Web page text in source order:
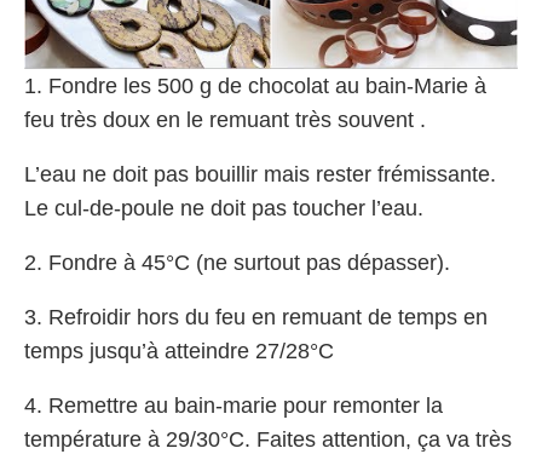
1. Fondre les 500 g de chocolat au bain-Marie à
feu très doux en le remuant très souvent .
L’eau ne doit pas bouillir mais rester frémissante.
Le cul-de-poule ne doit pas toucher l’eau.
2. Fondre à 45°C (ne surtout pas dépasser).
3. Refroidir hors du feu en remuant de temps en
temps jusqu’à atteindre 27/28°C
4. Remettre au bain-marie pour remonter la
température à 29/30°C. Faites attention, ça va très